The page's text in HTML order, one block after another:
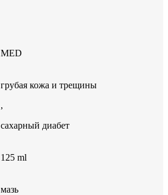
MED
грубая кожа и трещины
,
сахарный диабет
125 ml
мазь